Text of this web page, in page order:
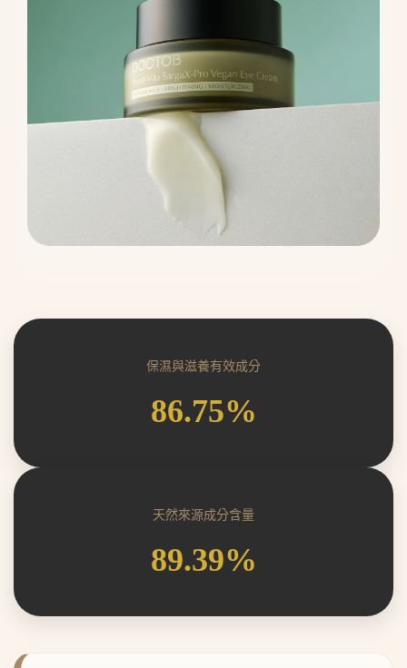
保濕與滋養有效成分
86.75%
天然來源成分含量
89.39%